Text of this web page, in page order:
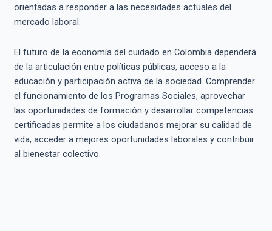
orientadas a responder a las necesidades actuales del
mercado laboral.
El futuro de la economía del cuidado en Colombia dependerá
de la articulación entre políticas públicas, acceso a la
educación y participación activa de la sociedad. Comprender
el funcionamiento de los Programas Sociales, aprovechar
las oportunidades de formación y desarrollar competencias
certificadas permite a los ciudadanos mejorar su calidad de
vida, acceder a mejores oportunidades laborales y contribuir
al bienestar colectivo.